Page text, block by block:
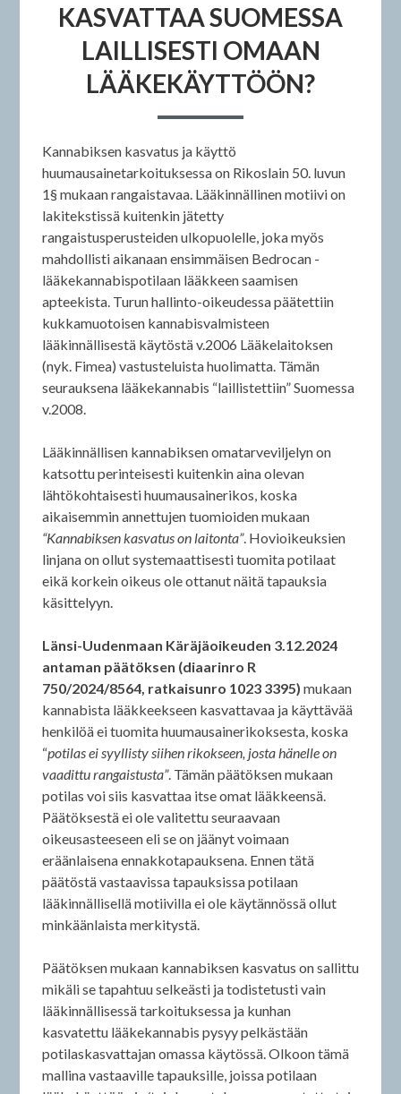
KASVATTAA SUOMESSA
LAILLISESTI OMAAN
LÄÄKEKÄYTTÖÖN?
Kannabiksen kasvatus ja käyttö
huumausainetarkoituksessa on Rikoslain 50. luvun
1§ mukaan rangaistavaa. Lääkinnällinen motiivi on
lakitekstissä kuitenkin jätetty
rangaistusperusteiden ulkopuolelle, joka myös
mahdollisti aikanaan ensimmäisen Bedrocan -
lääkekannabispotilaan lääkkeen saamisen
apteekista. Turun hallinto-oikeudessa päätettiin
kukkamuotoisen kannabisvalmisteen
lääkinnällisestä käytöstä v.2006 Lääkelaitoksen
(nyk. Fimea) vastusteluista huolimatta. Tämän
seurauksena lääkekannabis “laillistettiin” Suomessa
v.2008.
Lääkinnällisen kannabiksen omatarveviljelyn on
katsottu perinteisesti kuitenkin aina olevan
lähtökohtaisesti huumausainerikos, koska
aikaisemmin annettujen tuomioiden mukaan
“Kannabiksen kasvatus on laitonta”. Hovioikeuksien
linjana on ollut systemaattisesti tuomita potilaat
eikä korkein oikeus ole ottanut näitä tapauksia
käsittelyyn.
Länsi-Uudenmaan Käräjäoikeuden 3.12.2024
antaman päätöksen (diaarinro R
750/2024/8564, ratkaisunro 1023 3395) mukaan
kannabista lääkkeekseen kasvattavaa ja käyttävää
henkilöä ei tuomita huumausainerikoksesta, koska
“potilas ei syyllisty siihen rikokseen, josta hänelle on
vaadittu rangaistusta”. Tämän päätöksen mukaan
potilas voi siis kasvattaa itse omat lääkkeensä.
Päätöksestä ei ole valitettu seuraavaan
oikeusasteeseen eli se on jäänyt voimaan
eräänlaisena ennakkotapauksena. Ennen tätä
päätöstä vastaavissa tapauksissa potilaan
lääkinnällisellä motiivilla ei ole käytännössä ollut
minkäänlaista merkitystä.
Päätöksen mukaan kannabiksen kasvatus on sallittu
mikäli se tapahtuu selkeästi ja todistetusti vain
lääkinnällisessä tarkoituksessa ja kunhan
kasvatettu lääkekannabis pysyy pelkästään
potilaskasvattajan omassa käytössä. Olkoon tämä
mallina vastaaville tapauksille, joissa potilaan